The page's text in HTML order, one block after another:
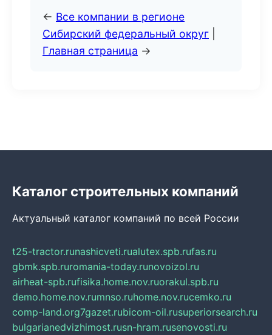
← Все компании в регионе
Сибирский федеральный округ
Главная страница →
Каталог строительных компаний
Актуальный каталог компаний по всей России
t25-tractor.runashicveti.rualutex.spb.rufas.ru
gbmk.spb.ruromania-today.runovoizol.ru
airheat-spb.rufisika.home.nov.ruorakul.spb.ru
demo.home.nov.rumnso.ruhome.nov.rucemko.ru
comp-land.org7gazet.rubicom-oil.rusuperiorsearch.ru
bulgarianedvizhimost.rusn-hram.rusenovosti.ru